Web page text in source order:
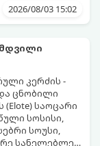
არომატს და
2026/08/03 15:02
კერძის -
ცნობილი
(Elote) საოცარი
სოსისი,
სოუსი,
სანელებლები